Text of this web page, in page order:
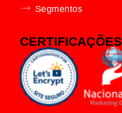
Segmentos
CERTIFICAÇÕES